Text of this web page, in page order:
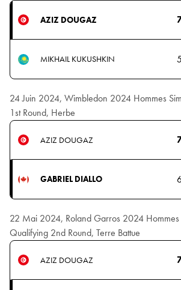
AZIZ DOUGAZ
MIKHAIL KUKUSHKIN 5
24 Juin 2024, Wimbledon 2024 Hommes
1st Round, Herbe
AZIZ DOUGAZ
GABRIEL DIALLO
22 Mai 2024, Roland Garros 2024 Hommes
Qualifying 2nd Round, Terre Battue
AZIZ DOUGAZ